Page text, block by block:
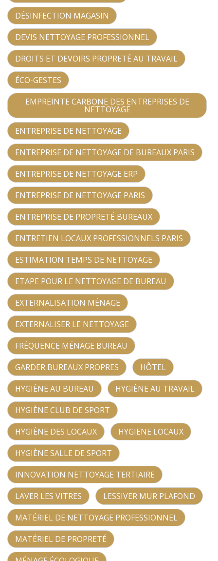
DÉSINFECTION MAGASIN
DEVIS NETTOYAGE PROFESSIONNEL
DROITS ET DEVOIRS PROPRETÉ AU TRAVAIL
ÉCO-GESTES
EMPREINTE CARBONE DES ENTREPRISES DE
NETTOYAGE
ENTREPRISE DE NETTOYAGE
ENTREPRISE DE NETTOYAGE DE BUREAUX PARIS
ENTREPRISE DE NETTOYAGE ERP
ENTREPRISE DE NETTOYAGE PARIS
ENTREPRISE DE PROPRETÉ BUREAUX
ENTRETIEN LOCAUX PROFESSIONNELS PARIS
ESTIMATION TEMPS DE NETTOYAGE
ETAPE POUR LE NETTOYAGE DE BUREAU
EXTERNALISATION MÉNAGE
EXTERNALISER LE NETTOYAGE
FRÉQUENCE MÉNAGE BUREAU
GARDER BUREAUX PROPRES
HÔTEL
HYGIÈNE AU BUREAU
HYGIÈNE AU TRAVAIL
HYGIÈNE CLUB DE SPORT
HYGIÈNE DES LOCAUX
HYGIENE LOCAUX
HYGIÈNE SALLE DE SPORT
INNOVATION NETTOYAGE TERTIAIRE
LAVER LES VITRES
LESSIVER MUR PLAFOND
MATÉRIEL DE NETTOYAGE PROFESSIONNEL
MATÉRIEL DE PROPRETÉ